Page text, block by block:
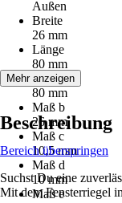
Außen
Breite
26 mm
Länge
80 mm
Maß a
80 mm
Maß b
26 mm
Maß c
10,5 mm
Maß d
10 mm
Maß e
Mehr anzeigen
Beschreibung
Bereich überspringen
Suchst Du eine
Mit dem Fensterriegel